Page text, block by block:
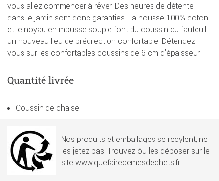
vous allez commencer à rêver. Des heures de détente
dans le jardin sont donc garanties. La housse 100% coton
et le noyau en mousse souple font du coussin du fauteuil
un nouveau lieu de prédilection confortable. Détendez-
vous sur les confortables coussins de 6 cm d'épaisseur.
Quantité livrée
Coussin de chaise
Nos produits et emballages se recylent, ne
les jetez pas! Trouvez óu les déposer sur le
site www.quefairedemesdechets.fr